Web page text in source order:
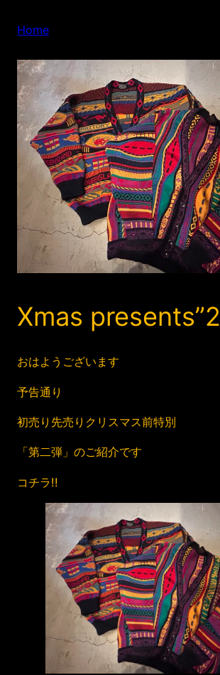
Home
Xmas presents”2
おはようございます
予告通り
初売り先売りクリスマス前特別
「第二弾」のご紹介です
コチラ!!